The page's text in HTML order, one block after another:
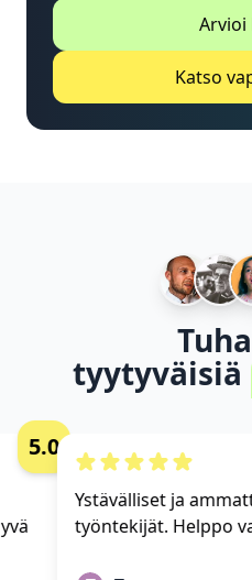
Arvioi
Katso
tyytyväisiä
5.0
Ystävälliset ja
työntekijät. Helppo